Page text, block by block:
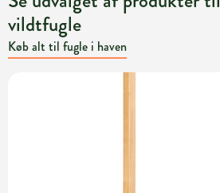
vildtfugle
Køb alt til fugle i haven